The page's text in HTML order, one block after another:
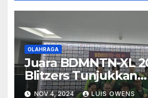
OLAHRAGA
Juara BDMNTN-XL
Blitzers Tunjukkan
Comeback
NOV 4, 2024 LUIS OWENS